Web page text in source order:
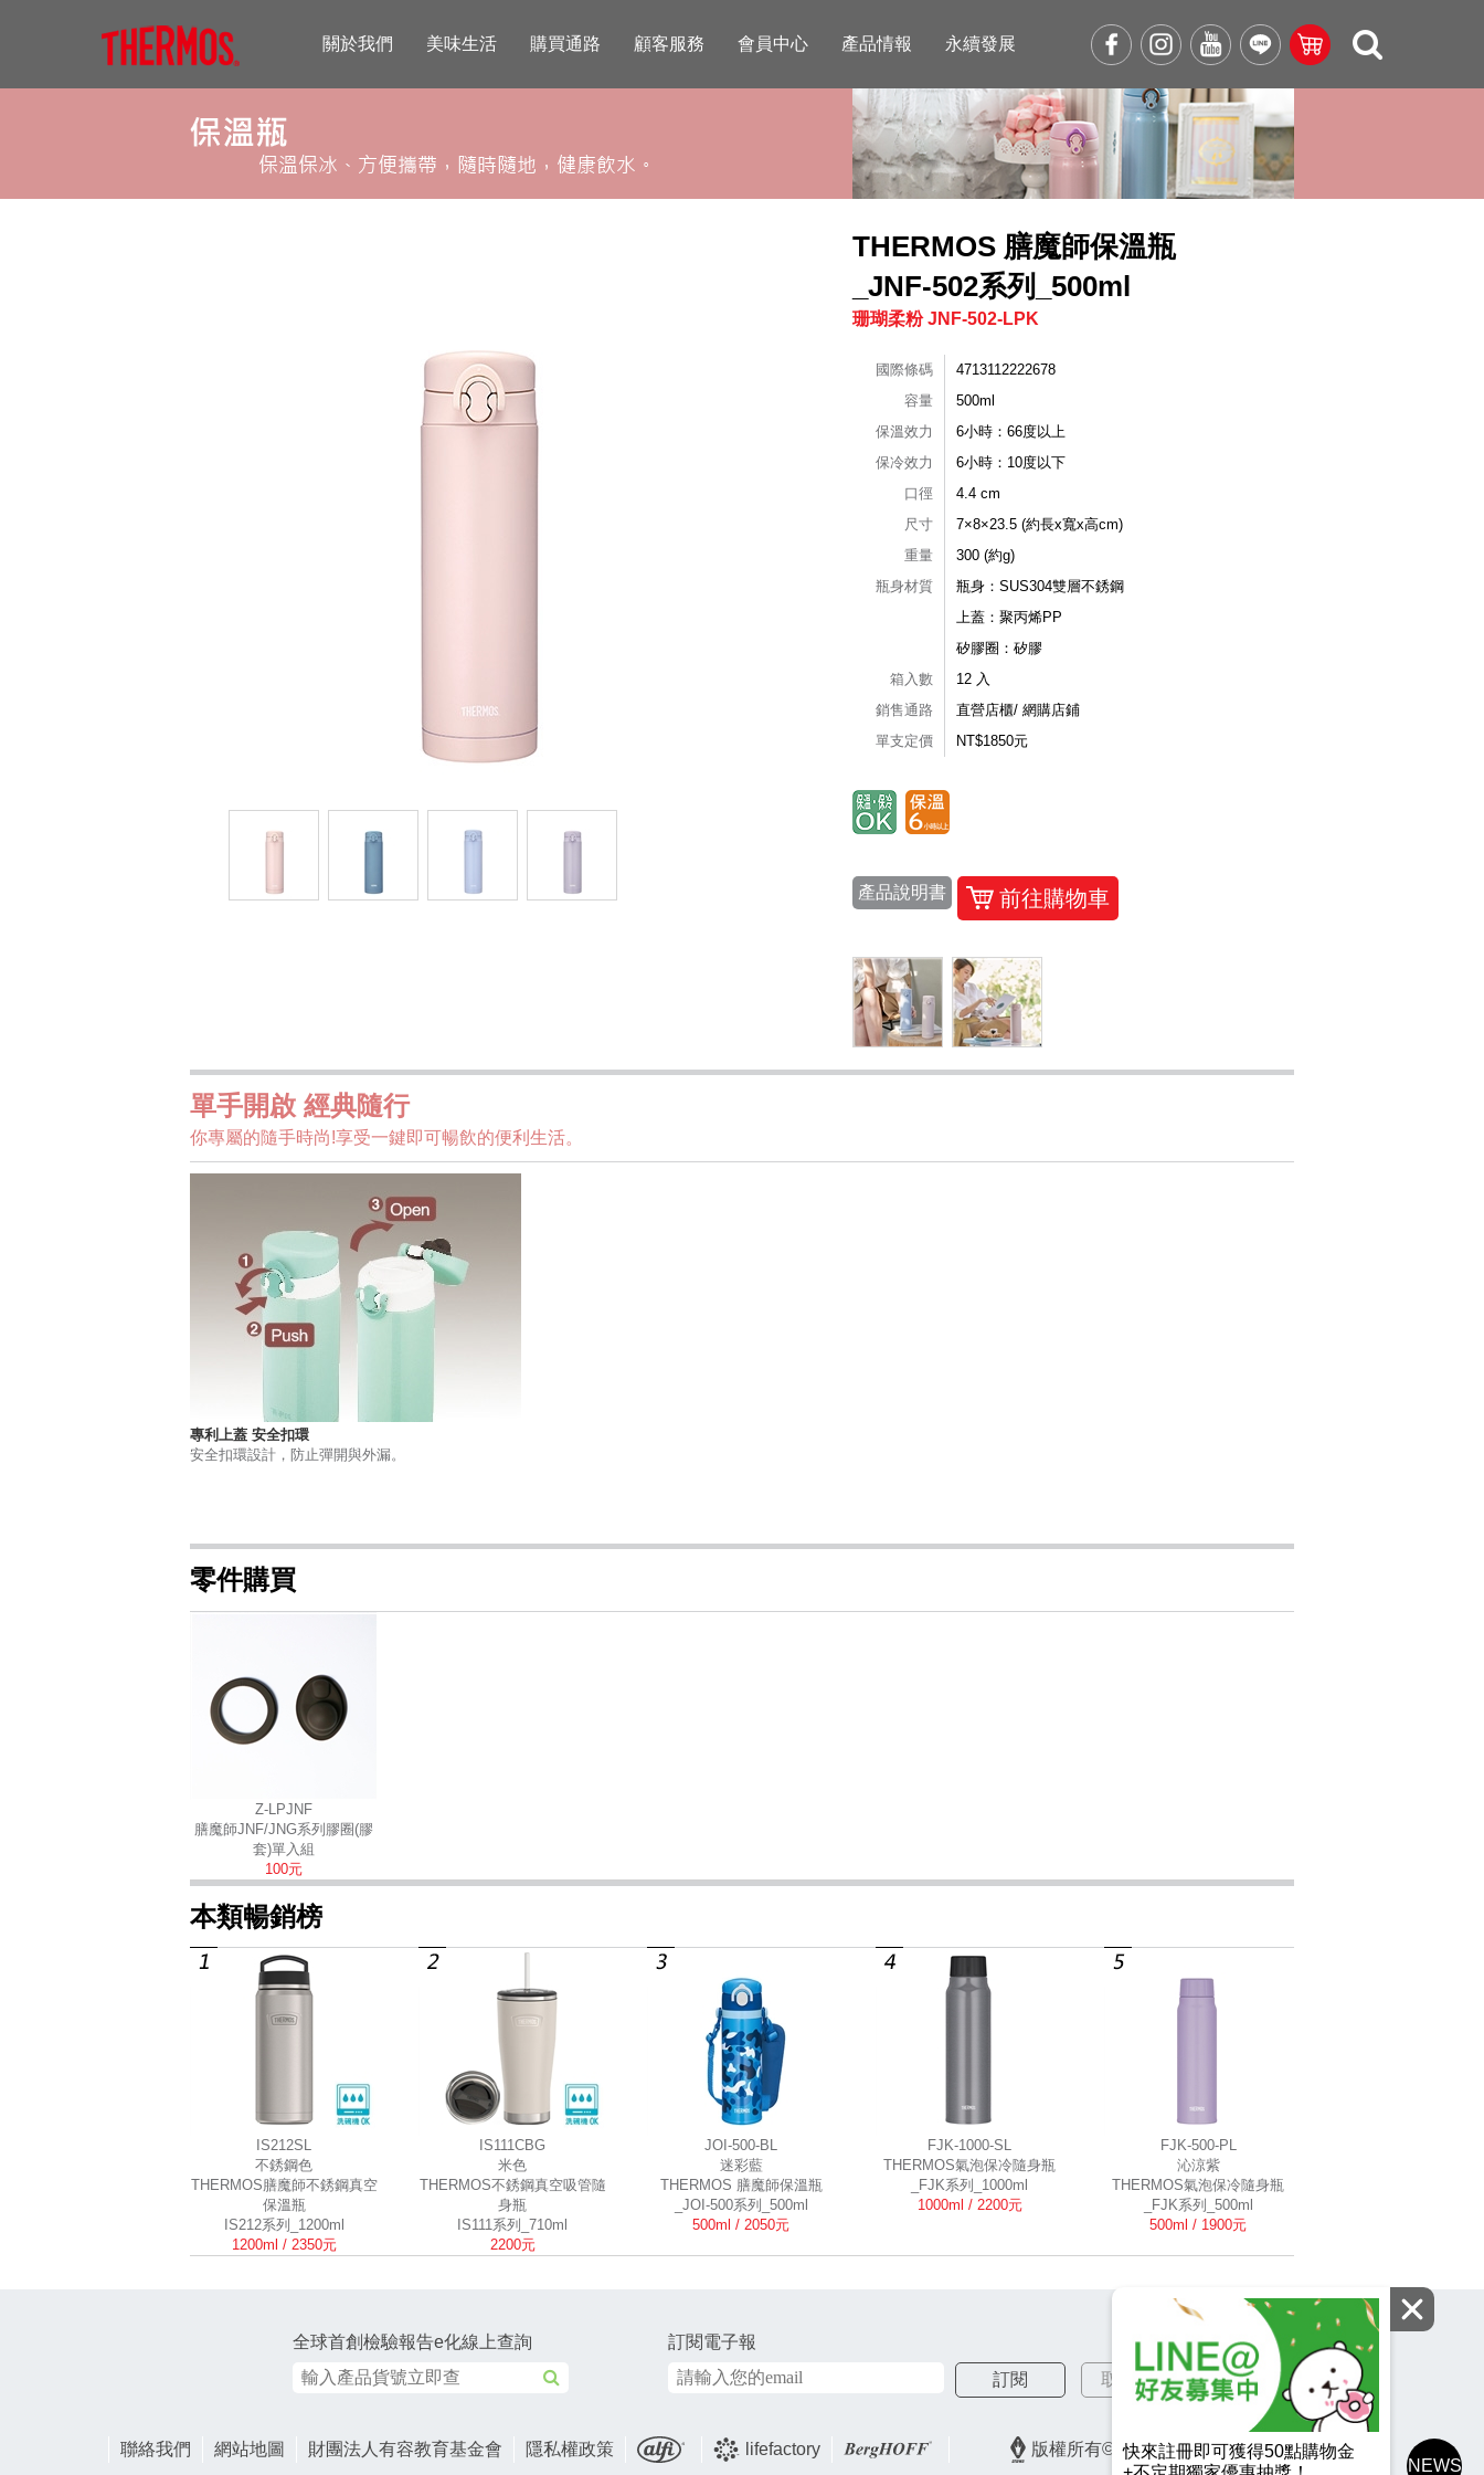
NEWS
快來註冊即可獲得50點購物金
關於我們 美味生活 購買通路 顧客服務 會員中心 產品情報 永續發展
THERMOS 膳魔師保溫瓶
_JNF-502系列_500ml
珊瑚柔粉 JNF-502-LPK
國際條碼
4713112222678
容量
500ml
保溫效力
6小時：66度以上
保冷效力
6小時：10度以下
口徑
4.4 cm
尺寸
7×8×23.5 (約長x寬x高cm)
重量
300 (約g)
瓶身材質
瓶身：SUS304雙層不銹鋼
上蓋：聚丙烯PP
矽膠圈：矽膠
箱入數
12 入
銷售通路
直營店櫃/ 網購店鋪
單支定價
NT$1850元
產品說明書 前往購物車
單手開啟 經典隨行
你專屬的隨手時尚!享受一鍵即可暢飲的便利生活。
專利上蓋 安全扣環
安全扣環設計，防止彈開與外漏。
零件購買
Z-LPJNF
膳魔師JNF/JNG系列膠圈(膠
套)單入組
100元
本類暢銷榜
IS212SL
不銹鋼色
THERMOS膳魔師不銹鋼真空
保溫瓶
IS212系列_1200ml
1200ml / 2350元
IS111CBG
米色
THERMOS不銹鋼真空吸管隨
身瓶
IS111系列_710ml
2200元
JOI-500-BL
迷彩藍
THERMOS 膳魔師保溫瓶
_JOI-500系列_500ml
500ml / 2050元
FJK-1000-SL
THERMOS氣泡保冷隨身瓶
_FJK系列_1000ml
1000ml / 2200元
FJK-500-PL
沁涼紫
THERMOS氣泡保冷隨身瓶
_FJK系列_500ml
500ml / 1900元
全球首創檢驗報告e化線上查詢
訂閱電子報
訂閱
取消訂閱
聯絡我們 網站地圖 財團法人有容教育基金會 隱私權政策 lifefactory 版權所有© 2026 皇冠金屬工業股份有限公司